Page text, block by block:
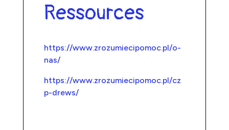
Ressources
https://www.zrozumiecipomoc.pl/o-
nas/
https://www.zrozumiecipomoc.pl/cz
p-drews/